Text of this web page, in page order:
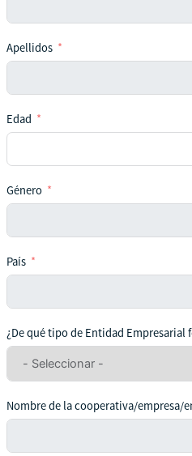
Apellidos
Edad
Género
País
¿De qué tipo de Entidad Empresarial
Nombre de la cooperativa/empresa/